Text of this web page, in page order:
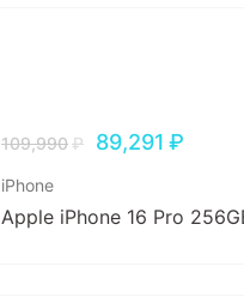
109,990₽ 89,291 ₽
iPhone
Apple iPhone 16 Pro